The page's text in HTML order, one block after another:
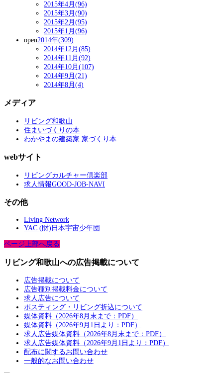
2015年4月(96)
2015年3月(90)
2015年2月(95)
2015年1月(96)
open2014年(309)
2014年12月(85)
2014年11月(92)
2014年10月(107)
2014年9月(21)
2014年8月(4)
メディア
リビング和歌山
住まいづくりの本
わかやまの建築家 家づくり本
webサイト
リビングカルチャー倶楽部
求人情報GOOD-JOB-NAVI
その他
Living Network
YAC (財)日本宇宙少年団
ページ上部へ戻る
リビング和歌山への広告掲載について
広告掲載について
広告種別掲載料金について
求人広告について
ポスティング・リビング折込について
媒体資料（2026年8月末まで：PDF）
媒体資料（2026年9月1日より：PDF）
求人広告媒体資料（2026年8月末まで：PDF）
求人広告媒体資料（2026年9月1日より：PDF）
配布に関するお問い合わせ
一般的なお問い合わせ